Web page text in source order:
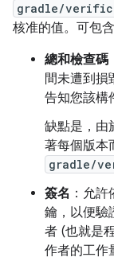
gradle/
核准的值。可包含
總和檢查碼
間未遭到損
告知您該構
缺點是，由
著每個版本
gradle/
簽名 ：允
鑰，以便驗
者 (也就是
作者的工作